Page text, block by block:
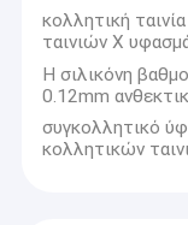
κολλητική
ταινιών Χ
Η σιλικόνη
0.12mm
συγκολλητικό
κολλητικών